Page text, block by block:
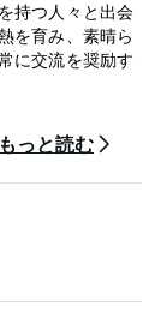
持つ人々と出会
を育み、素晴ら
に交流を奨励す
らかな睡眠とパ
る理想的な避難
な共用キッチ
ます。また、専
。クイーンサイ
もっと読む